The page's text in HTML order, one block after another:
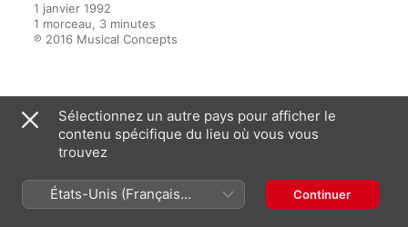
1 janvier 1992
1 morceau, 3 minutes
℗ 2016 Musical Concepts
Sur l’album
Our Christmas Sequence
St Paul's Cathedral Choir
John
Scott,Royal Philharmonic Orchestra
Sélectionnez un autre pays pour afficher le
contenu spécifique du lieu où vous vous
trouvez
États-Unis (Français
France)
Continuer